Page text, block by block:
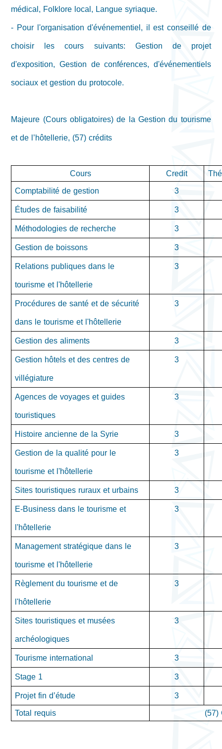
médical, Folklore local, Langue syriaque.
- Pour l'organisation d'événementiel, il est conseillé de
choisir les cours suivants: Gestion de projet
d'exposition, Gestion de conférences, d'événementiels
sociaux et gestion du protocole.
Majeure (Cours obligatoires) de la Gestion du tourisme
et de l’hôtellerie, (57) crédits
Cours Credit
Comptabilité de gestion
3
Études de faisabilité
3
Méthodologies de recherche
3
Gestion de boissons
3
Relations publiques dans le
tourisme et l'hôtellerie
3
Procédures de santé et de sécurité
dans le tourisme et l'hôtellerie
3
Gestion des aliments
3
Gestion hôtels et des centres de
villégiature
3
Agences de voyages et guides
touristiques
3
Histoire ancienne de la Syrie
3
Gestion de la qualité pour le
tourisme et l'hôtellerie
3
Sites touristiques ruraux et urbains
3
E-Business dans le tourisme et
l'hôtellerie
3
Management stratégique dans le
tourisme et l'hôtellerie
3
Règlement du tourisme et de
l'hôtellerie
3
Sites touristiques et musées
archéologiques
3
Tourisme international
3
Stage 1
3
Projet fin d’étude
3
Total requis
(57)